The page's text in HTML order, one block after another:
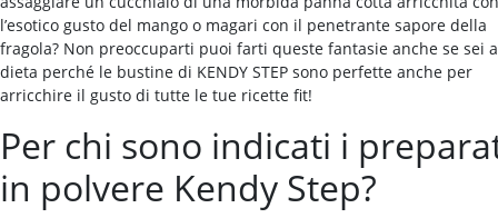
l’esotico gusto del mango o magari con il penetrante sapore della
fragola? Non preoccuparti puoi farti queste fantasie anche se sei a
dieta perché le bustine di KENDY STEP sono perfette anche per
arricchire il gusto di tutte le tue ricette fit!
Per chi sono indicati i
in polvere Kendy Step?